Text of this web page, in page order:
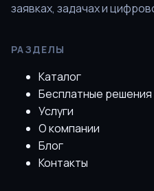
заявках, задачах и
РАЗДЕЛЫ
Каталог
Бесплатные решения
Услуги
О компании
Блог
Контакты